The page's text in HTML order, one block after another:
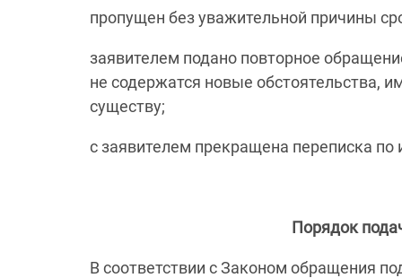
пропущен без уважительной причины
заявителем подано повторное
не содержатся новые обстоятельства,
существу;
с заявителем прекращена переписка
Порядок
В соответствии с Законом обращения